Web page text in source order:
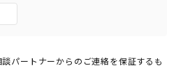
パートナーからのご連絡を保証するも